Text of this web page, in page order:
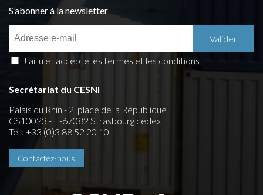
S’abonner à la newsletter
J'ai lu et accepte les termes et les conditions
Secrétariat du CESNI
Palais du Rhin - 2, place de la République
CS10023 - F-67082 Strasbourg cedex
Tél : +33 (0)3 88 52 20 10
Contactez-nous